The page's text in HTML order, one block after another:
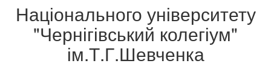
Національного університету
"Чернігівський колегіум"
ім.Т.Г.Шевченка